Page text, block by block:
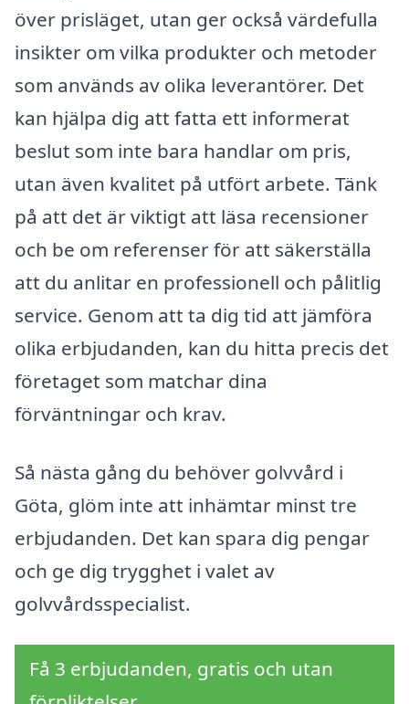
över prisläget, utan ger också värdefulla
insikter om vilka produkter och metoder
som används av olika leverantörer. Det
kan hjälpa dig att fatta ett informerat
beslut som inte bara handlar om pris,
utan även kvalitet på utfört arbete. Tänk
på att det är viktigt att läsa recensioner
och be om referenser för att säkerställa
att du anlitar en professionell och pålitlig
service. Genom att ta dig tid att jämföra
olika erbjudanden, kan du hitta precis det
företaget som matchar dina
förväntningar och krav.
Så nästa gång du behöver golvvård i
Göta, glöm inte att inhämtar minst tre
erbjudanden. Det kan spara dig pengar
och ge dig trygghet i valet av
golvvårdsspecialist.
Få 3 erbjudanden, gratis och utan